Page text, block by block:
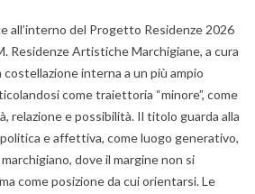
all’interno del Progetto Residenze 2026
Residenze Artistiche Marchigiane, a cura
costellazione interna a un più ampio
come traiettoria “minore”, come
relazione e possibilità. Il titolo guarda alla
e affettiva, come luogo generativo,
dove il margine non si
come posizione da cui orientarsi. Le